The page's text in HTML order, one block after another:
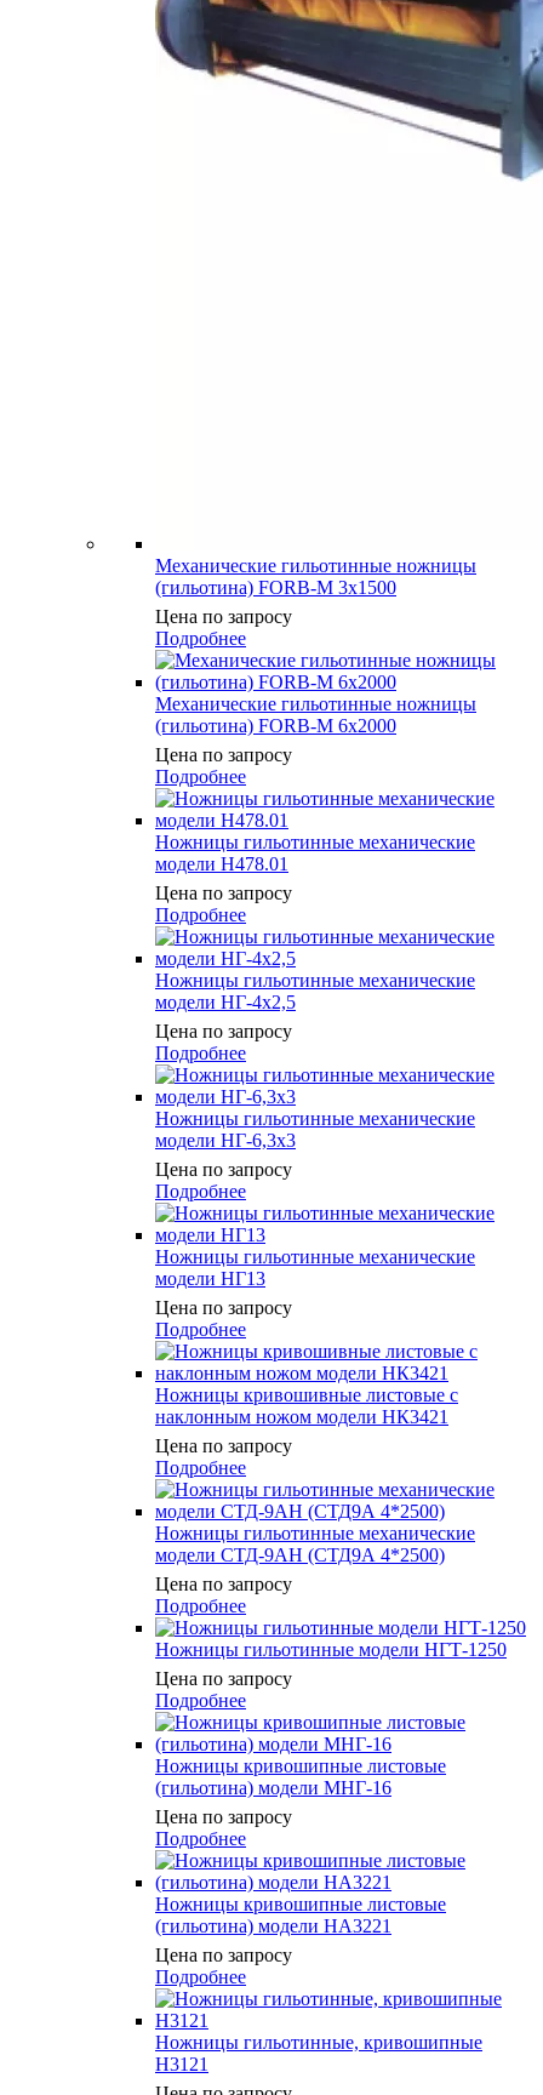
Механические гильотинные ножницы
(гильотина) FORB-M 3х1500
Цена по запросу
Подробнее
Механические гильотинные ножницы
(гильотина) FORB-M 6х2000
Цена по запросу
Подробнее
Ножницы гильотинные механические
модели Н478.01
Цена по запросу
Подробнее
Ножницы гильотинные механические
модели НГ-4х2,5
Цена по запросу
Подробнее
Ножницы гильотинные механические
модели НГ-6,3х3
Цена по запросу
Подробнее
Ножницы гильотинные механические
модели НГ13
Цена по запросу
Подробнее
Ножницы кривошивные листовые с
наклонным ножом модели НК3421
Цена по запросу
Подробнее
Ножницы гильотинные механические
модели СТД-9АН (СТД9А 4*2500)
Цена по запросу
Подробнее
Ножницы гильотинные модели НГТ-1250
Цена по запросу
Подробнее
Ножницы кривошипные листовые
(гильотина) модели МНГ-16
Цена по запросу
Подробнее
Ножницы кривошипные листовые
(гильотина) модели НА3221
Цена по запросу
Подробнее
Ножницы гильотинные, кривошипные
Н3121